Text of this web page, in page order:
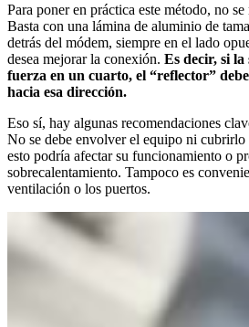
Para poner en práctica este método, no
Basta con una lámina de aluminio de
detrás del módem, siempre en el lado
desea mejorar la conexión. Es decir, si la
fuerza en un cuarto, el “reflector”
hacia esa dirección.
Eso sí, hay algunas recomendaciones
No se debe envolver el equipo ni cubrirlo
esto podría afectar su funcionamiento o
sobrecalentamiento. Tampoco es
ventilación o los puertos.